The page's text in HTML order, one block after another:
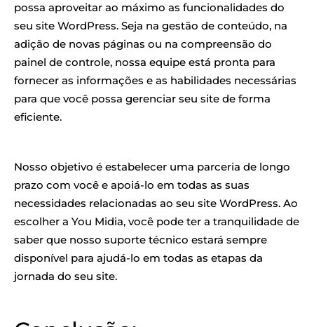
possa aproveitar ao máximo as funcionalidades do
seu site WordPress. Seja na gestão de conteúdo, na
adição de novas páginas ou na compreensão do
painel de controle, nossa equipe está pronta para
fornecer as informações e as habilidades necessárias
para que você possa gerenciar seu site de forma
eficiente.
Nosso objetivo é estabelecer uma parceria de longo
prazo com você e apoiá-lo em todas as suas
necessidades relacionadas ao seu site WordPress. Ao
escolher a You Midia, você pode ter a tranquilidade de
saber que nosso suporte técnico estará sempre
disponível para ajudá-lo em todas as etapas da
jornada do seu site.